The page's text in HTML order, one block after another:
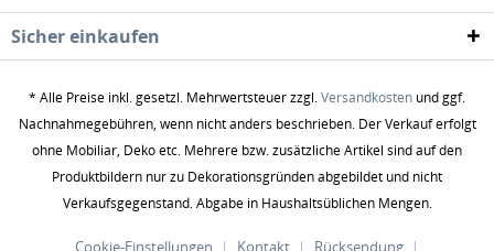
Sicher einkaufen
* Alle Preise inkl. gesetzl. Mehrwertsteuer zzgl.Versandkosten und ggf.
Nachnahmegebühren, wenn nicht anders beschrieben. Der Verkauf erfolgt
ohne Mobiliar, Deko etc. Mehrere bzw. zusätzliche Artikel sind auf den
Produktbildern nur zu Dekorationsgründen abgebildet und nicht
Verkaufsgegenstand. Abgabe in Haushaltsüblichen Mengen.
Cookie-Einstellungen Kontakt Rücksendung